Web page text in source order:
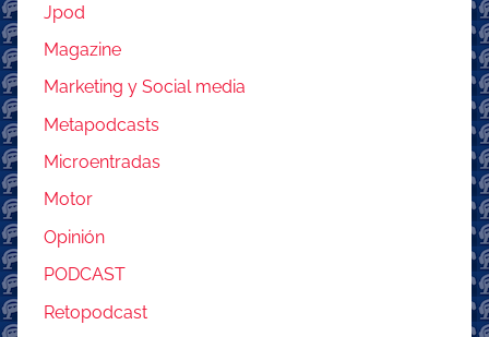
Jpod
Magazine
Marketing y Social media
Metapodcasts
Microentradas
Motor
Opinión
PODCAST
Retopodcast